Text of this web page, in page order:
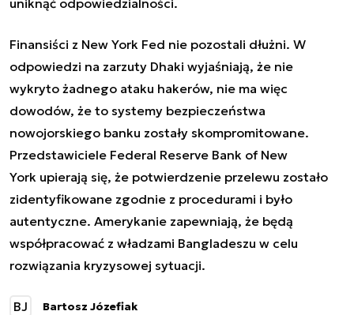
Finansiści z New York Fed nie pozostali dłużni. W
odpowiedzi na zarzuty Dhaki wyjaśniają, że nie
wykryto żadnego ataku hakerów, nie ma więc
dowodów, że to systemy bezpieczeństwa
nowojorskiego banku zostały skompromitowane.
Przedstawiciele Federal Reserve Bank of New
York upierają się, że potwierdzenie przelewu zostało
zidentyfikowane zgodnie z procedurami i było
autentyczne. Amerykanie zapewniają, że będą
współpracować z władzami Bangladeszu w celu
rozwiązania kryzysowej sytuacji.
BJ Bartosz Józefiak